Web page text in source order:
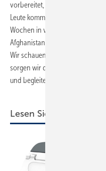
vorbereitet, hier kooperieren wir
Leute kommen eine Woche zu
Wochen in verschiedenen
Afghanistan ist natürlich anders
Wir schauen uns die Leute an
sorgen wir dafür, dass es
und begleiten zusätzlich mit
Lesen Sie auch: